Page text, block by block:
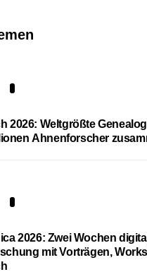
2026: Weltgrößte
Ahnenforscher
2026: Zwei Wochen
mit Vorträgen,